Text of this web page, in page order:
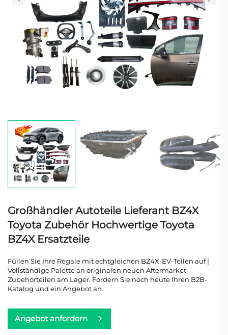
Großhändler Autoteile Lieferant BZ4X
Toyota Zubehör Hochwertige Toyota
BZ4X Ersatzteile
Füllen Sie Ihre Regale mit echtgleichen BZ4X-EV-Teilen auf |
Vollständige Palette an originalen neuen Aftermarket-
Zubehörteilen am Lager. Fordern Sie noch heute Ihren B2B-
Katalog und ein Angebot an.
Angebot anfordern